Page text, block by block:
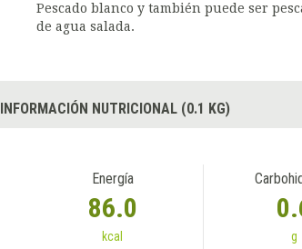
Pescado blanco y también puede ser
de agua salada.
INFORMACIÓN NUTRICIONAL (0.1 KG)
Energía
86.0
kcal g